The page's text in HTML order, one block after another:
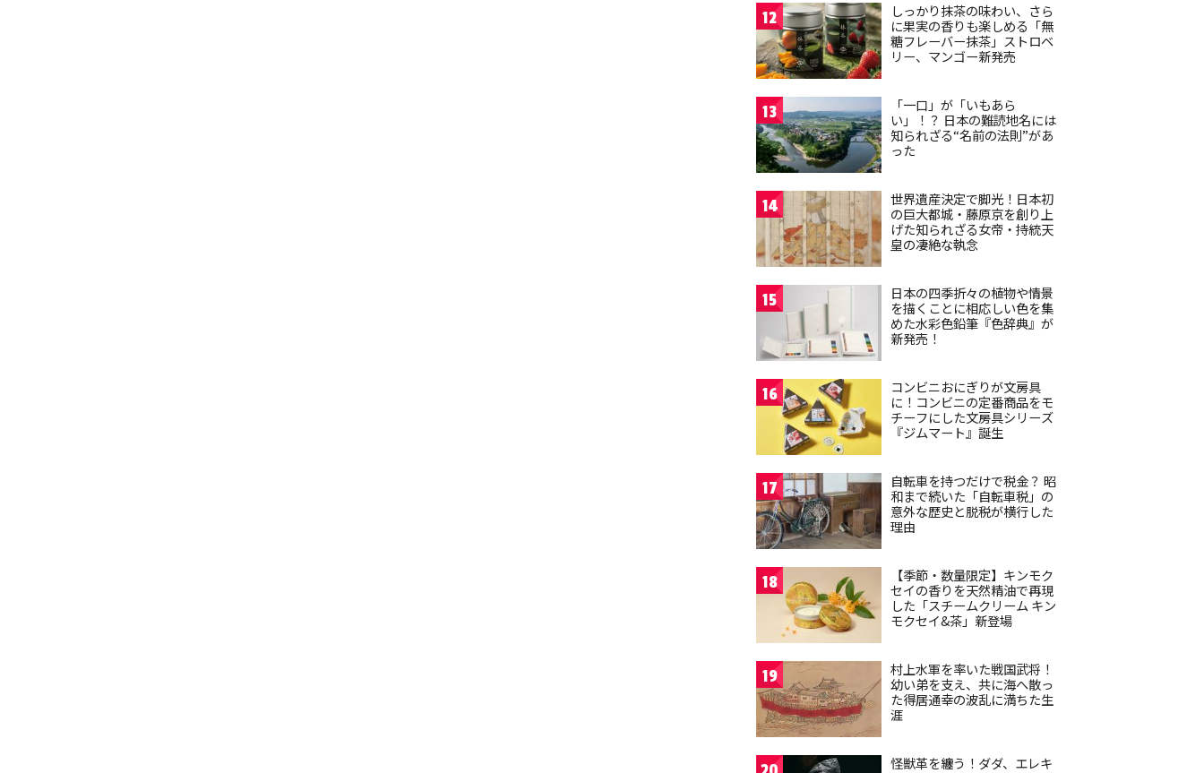
12
しっかり抹茶の味わい、さら
に果実の香りも楽しめる「無
糖フレーバー抹茶」ストロベ
リー、マンゴー新発売
13
「一口」が「いもあら
い」！？ 日本の難読地名には
知られざる“名前の法則”があ
った
14
世界遺産決定で脚光！日本初
の巨大都城・藤原京を創り上
げた知られざる女帝・持統天
皇の凄絶な執念
15
日本の四季折々の植物や情景
を描くことに相応しい色を集
めた水彩色鉛筆『色辞典』が
新発売！
16
コンビニおにぎりが文房具
に！コンビニの定番商品をモ
チーフにした文房具シリーズ
『ジムマート』誕生
17
自転車を持つだけで税金？ 昭
和まで続いた「自転車税」の
意外な歴史と脱税が横行した
理由
18
【季節・数量限定】キンモク
セイの香りを天然精油で再現
した「スチームクリーム キン
モクセイ&茶」新登場
19
村上水軍を率いた戦国武将！
幼い弟を支え、共に海へ散っ
た得居通幸の波乱に満ちた生
涯
怪獣革を纏う！ダダ、エレキ